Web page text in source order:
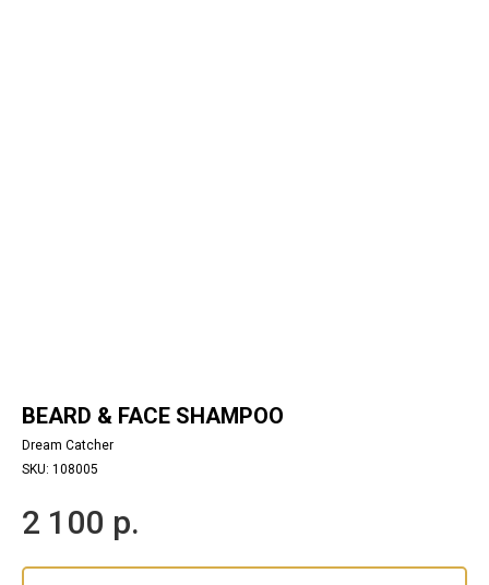
BEARD & FACE SHAMPOO
Dream Catcher
SKU: 108005
2 100 р.